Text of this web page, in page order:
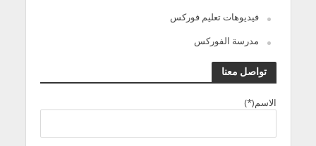
فيديوهات تعليم فوركس
مدرسة الفوركس
تواصل معنا
الاسم(*)